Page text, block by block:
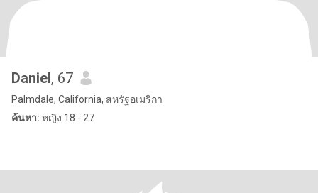
Daniel, 67
Palmdale, California, สหรัฐอเมริกา
ค้นหา: หญิง 18 - 27